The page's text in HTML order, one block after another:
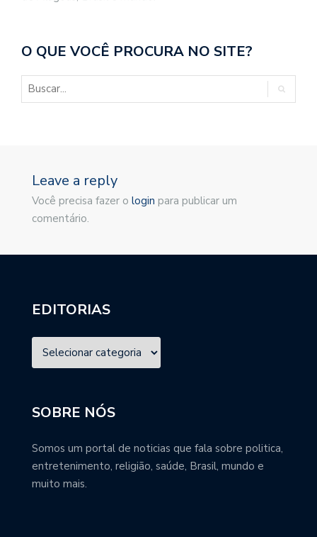
O QUE VOCÊ PROCURA NO SITE?
Leave a reply
Você precisa fazer o login para publicar um
comentário.
EDITORIAS
SOBRE NÓS
Somos um portal de noticias que fala sobre politica,
entretenimento, religião, saúde, Brasil, mundo e
muito mais.